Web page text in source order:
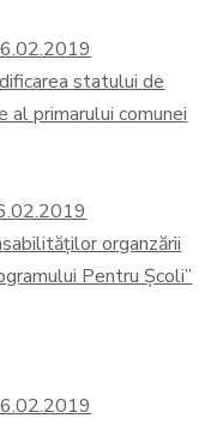
statului de
primarului comunei
organzării
Pentru Școli”